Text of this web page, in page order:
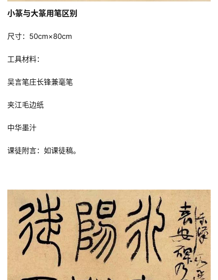
砚
夜
术
库
容
易
寫
錯
例
小篆与大篆用笔区别
尺寸：50cm×80cm
工具材料：
吴言笔庄长锋兼毫笔
夹江毛边纸
中华墨汁
课徒附言：如课徒稿。